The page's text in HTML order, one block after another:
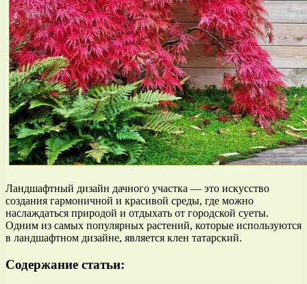
Ландшафтный дизайн дачного участка — это искусство
создания гармоничной и красивой среды, где можно
наслаждаться природой и отдыхать от городской суеты.
Одним из самых популярных растений, которые используются
в ландшафтном дизайне, является клен татарский.
Содержание статьи: